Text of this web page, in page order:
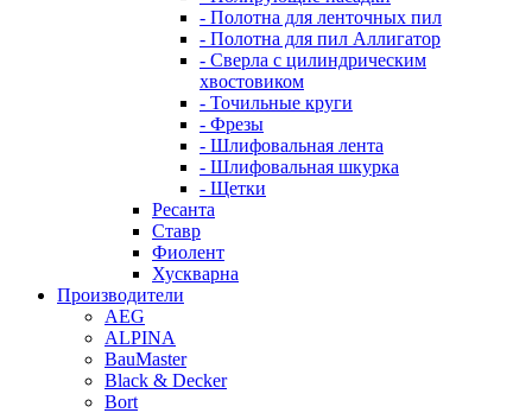
- Полотна для ленточных пил
- Полотна для пил Аллигатор
- Сверла с цилиндрическим
хвостовиком
- Точильные круги
- Фрезы
- Шлифовальная лента
- Шлифовальная шкурка
- Щетки
Ресанта
Ставр
Фиолент
Хускварна
Производители
AEG
ALPINA
BauMaster
Black & Decker
Bort